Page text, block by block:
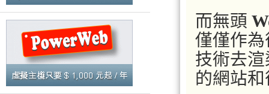
而無頭
僅僅作
技術去
的網站